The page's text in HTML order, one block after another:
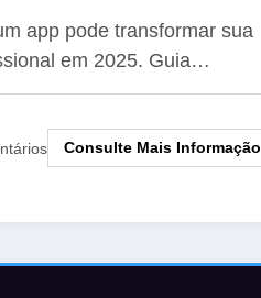
app pode transformar sua
em 2025. Guia…
Consulte Mais Informação